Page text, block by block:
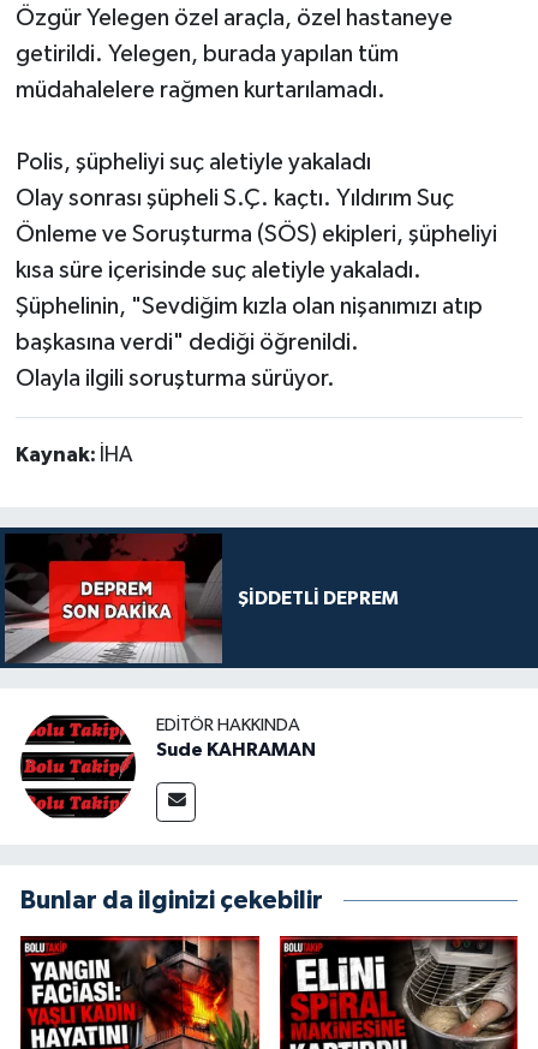
Özgür Yelegen özel araçla, özel hastaneye
getirildi. Yelegen, burada yapılan tüm
müdahalelere rağmen kurtarılamadı.
Polis, şüpheliyi suç aletiyle yakaladı
Olay sonrası şüpheli S.Ç. kaçtı. Yıldırım Suç
Önleme ve Soruşturma (SÖS) ekipleri, şüpheliyi
kısa süre içerisinde suç aletiyle yakaladı.
Şüphelinin, "Sevdiğim kızla olan nişanımızı atıp
başkasına verdi" dediği öğrenildi.
Olayla ilgili soruşturma sürüyor.
Kaynak: İHA
ŞİDDETLİ DEPREM
EDITÖR HAKKINDA
Sude KAHRAMAN
Bunlar da ilginizi çekebilir